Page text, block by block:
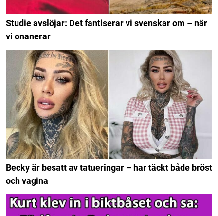
Studie avslöjar: Det fantiserar vi svenskar om – när
vi onanerar
Becky är besatt av tatueringar – har täckt både bröst
och vagina